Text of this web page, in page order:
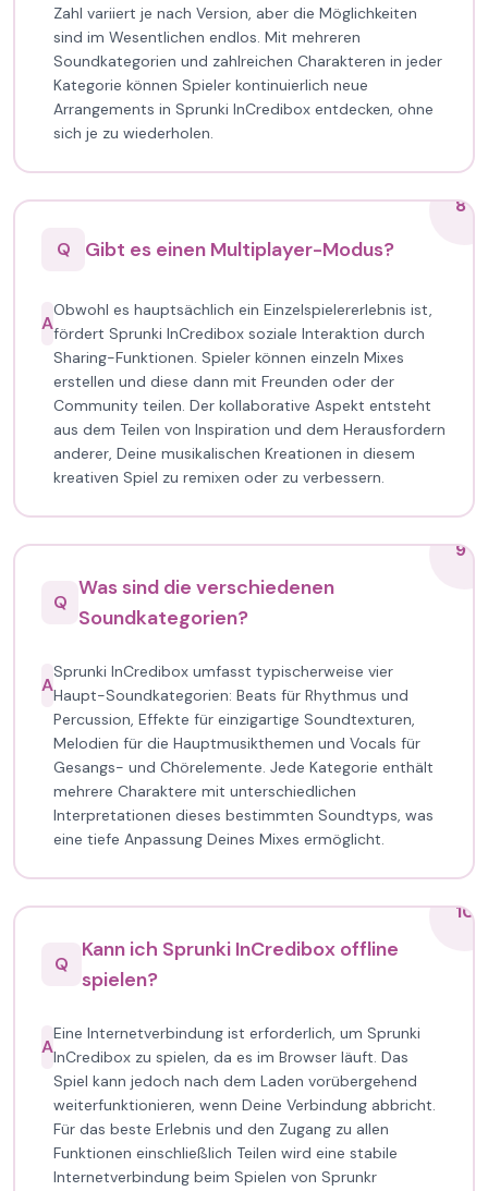
Zahl variiert je nach Version, aber die Möglichkeiten
sind im Wesentlichen endlos. Mit mehreren
Soundkategorien und zahlreichen Charakteren in jeder
Kategorie können Spieler kontinuierlich neue
Arrangements in Sprunki InCredibox entdecken, ohne
sich je zu wiederholen.
8
Q
Gibt es einen Multiplayer-Modus?
A
Obwohl es hauptsächlich ein Einzelspielererlebnis ist,
fördert Sprunki InCredibox soziale Interaktion durch
Sharing-Funktionen. Spieler können einzeln Mixes
erstellen und diese dann mit Freunden oder der
Community teilen. Der kollaborative Aspekt entsteht
aus dem Teilen von Inspiration und dem Herausfordern
anderer, Deine musikalischen Kreationen in diesem
kreativen Spiel zu remixen oder zu verbessern.
9
Q
Was sind die verschiedenen
Soundkategorien?
A
Sprunki InCredibox umfasst typischerweise vier
Haupt-Soundkategorien: Beats für Rhythmus und
Percussion, Effekte für einzigartige Soundtexturen,
Melodien für die Hauptmusikthemen und Vocals für
Gesangs- und Chörelemente. Jede Kategorie enthält
mehrere Charaktere mit unterschiedlichen
Interpretationen dieses bestimmten Soundtyps, was
eine tiefe Anpassung Deines Mixes ermöglicht.
10
Q
Kann ich Sprunki InCredibox offline
spielen?
A
Eine Internetverbindung ist erforderlich, um Sprunki
InCredibox zu spielen, da es im Browser läuft. Das
Spiel kann jedoch nach dem Laden vorübergehend
weiterfunktionieren, wenn Deine Verbindung abbricht.
Für das beste Erlebnis und den Zugang zu allen
Funktionen einschließlich Teilen wird eine stabile
Internetverbindung beim Spielen von Sprunkr